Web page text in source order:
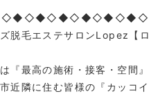
脱毛エステサロンLopez【ロ
『最高の施術・接客・空間
近隣に住む皆様の『カッコ